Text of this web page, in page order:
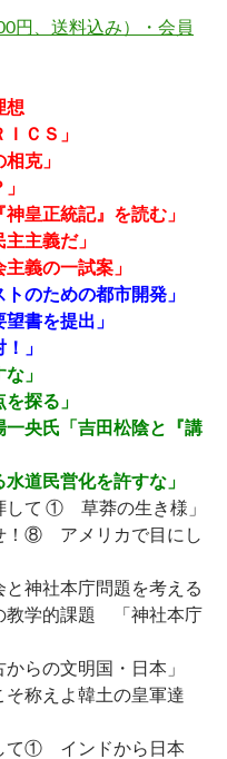
円、送料込み）・会員
想
ＣＳ」
克」
皇正統記』を読む」
主義だ」
義の一試案」
のための都市開発」
書を提出」
」
」
探る」
央氏「吉田松陰と『講
道民営化を許すな」
て ① 草莽の生き様」
！⑧ アメリカで目にし
神社本庁問題を考える
学的課題 「神社本庁
らの文明国・日本」
称えよ韓土の皇軍達
て① インドから日本